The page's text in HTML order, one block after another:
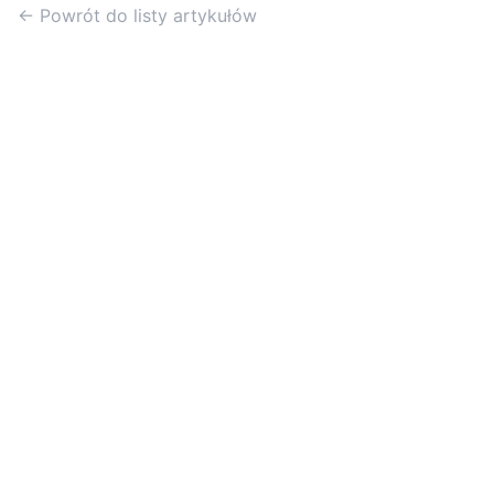
← Powrót do listy artykułów